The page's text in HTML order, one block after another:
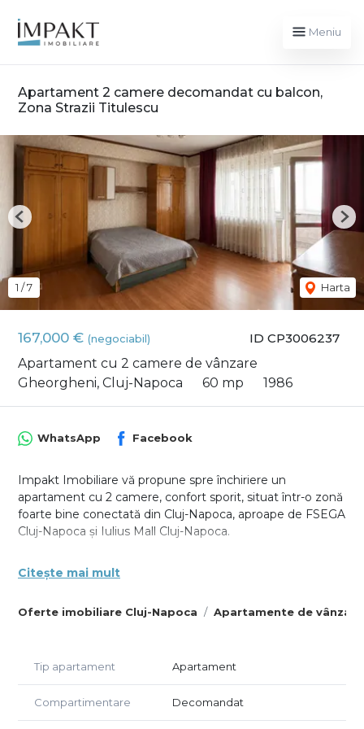
Meniu
Apartament 2 camere decomandat cu balcon,
Zona Strazii Titulescu
ID CP3006237
167,000 € (negociabil)
Apartament cu 2 camere de vânzare
Gheorgheni, Cluj-Napoca
60 mp 1986
1 /7 Harta
Previous
Oferte imobiliare Cluj-Napoca Apartamente de
WhatsApp Facebook
Impakt Imobiliare vă propune spre închiriere un
apartament cu 2 camere, confort sporit, situat într-o zonă
foarte bine conectată din Cluj-Napoca, aproape de FSEGA
Cluj-Napoca și Iulius Mall Cluj-Napoca.
beneficiază de orientare sudică, ceea ce îi oferă multă
compartimentată practic, având un antreu prin care se
cămară pentru depozitare și balcon generos de 6 mp.
mobilate clasic. Confortul termic este asigurat de centrala
Citește mai mult
Tip apartament Apartament
Compartimentare Decomandat